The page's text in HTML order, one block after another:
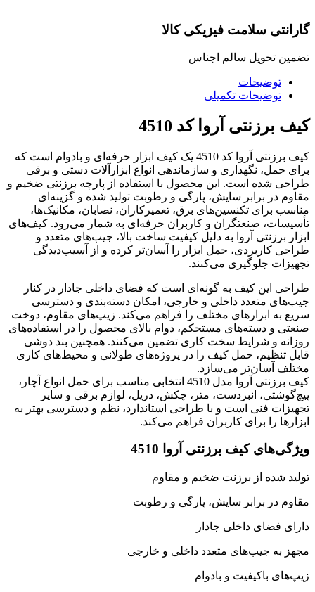
گارانتی سلامت فیزیکی کالا
تضمین تحویل سالم اجناس
توضیحات
توضیحات تکمیلی
کیف برزنتی آروا کد 4510
کیف برزنتی آروا کد 4510 یک کیف ابزار حرفه‌ای و بادوام است که
برای حمل، نگهداری و سازماندهی انواع ابزارآلات دستی و برقی
طراحی شده است. این محصول با استفاده از پارچه برزنتی ضخیم و
مقاوم در برابر سایش، پارگی و رطوبت تولید شده و گزینه‌ای
مناسب برای تکنسین‌های برق، تعمیرکاران، نصابان، مکانیک‌ها،
تأسیسات، صنعتگران و کاربران حرفه‌ای به شمار می‌رود. کیف‌های
ابزار برزنتی آروا به دلیل کیفیت ساخت بالا، جیب‌های متعدد و
طراحی کاربردی، حمل ابزار را آسان‌تر کرده و از آسیب‌دیدگی
تجهیزات جلوگیری می‌کنند.
طراحی این کیف به گونه‌ای است که فضای داخلی جادار در کنار
جیب‌های متعدد داخلی و خارجی، امکان دسته‌بندی و دسترسی
سریع به ابزارهای مختلف را فراهم می‌کند. زیپ‌های مقاوم، دوخت
صنعتی و دسته‌های مستحکم، دوام بالای محصول را در استفاده‌های
روزانه و شرایط سخت کاری تضمین می‌کنند. همچنین بند دوشی
قابل تنظیم، حمل کیف را در پروژه‌های طولانی و محیط‌های کاری
مختلف آسان‌تر می‌سازد.
کیف برزنتی آروا مدل 4510 انتخابی مناسب برای حمل انواع آچار،
پیچ‌گوشتی، انبردست، متر، چکش، دریل، لوازم برقی و سایر
تجهیزات فنی است و با طراحی استاندارد، نظم و دسترسی بهتر به
ابزارها را برای کاربران فراهم می‌کند.
ویژگی‌های کیف برزنتی آروا 4510
تولید شده از برزنت ضخیم و مقاوم
مقاوم در برابر سایش، پارگی و رطوبت
دارای فضای داخلی جادار
مجهز به جیب‌های متعدد داخلی و خارجی
زیپ‌های باکیفیت و بادوام